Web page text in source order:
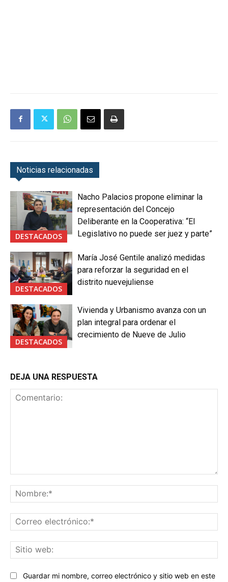
Noticias relacionadas
DESTACADOS
Nacho Palacios propone eliminar la
representación del Concejo
Deliberante en la Cooperativa: “El
Legislativo no puede ser juez y parte”
DESTACADOS
María José Gentile analizó medidas
para reforzar la seguridad en el
distrito nuevejuliense
DESTACADOS
Vivienda y Urbanismo avanza con un
plan integral para ordenar el
crecimiento de Nueve de Julio
DEJA UNA RESPUESTA
Guardar mi nombre, correo electrónico y sitio web en este